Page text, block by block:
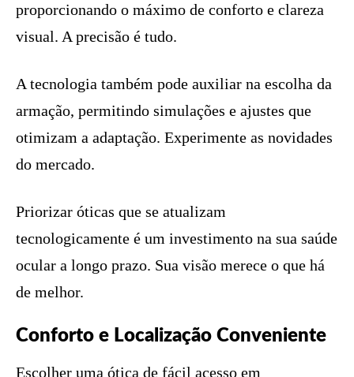
proporcionando o máximo de conforto e clareza
visual. A precisão é tudo.
A tecnologia também pode auxiliar na escolha da
armação, permitindo simulações e ajustes que
otimizam a adaptação. Experimente as novidades
do mercado.
Priorizar óticas que se atualizam
tecnologicamente é um investimento na sua saúde
ocular a longo prazo. Sua visão merece o que há
de melhor.
Conforto e Localização Conveniente
Escolher uma ótica de fácil acesso em